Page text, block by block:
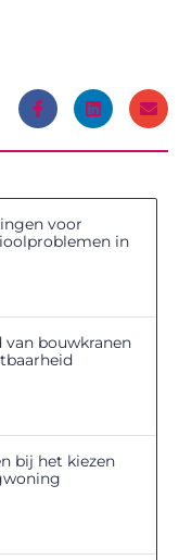
voor
in
bouwkranen
bij het kiezen